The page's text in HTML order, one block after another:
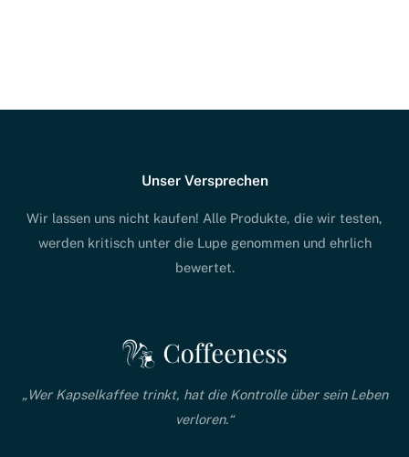
Unser Versprechen
Wir lassen uns nicht kaufen! Alle Produkte, die wir testen,
werden kritisch unter die Lupe genommen und ehrlich
bewertet.
„Wer Kapselkaffee trinkt, hat die Kontrolle über sein Leben
verloren.“